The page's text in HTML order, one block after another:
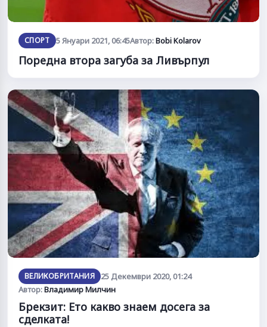
СПОРТ 5 Януари 2021, 06:45Автор:Bobi Kolarov
Поредна втора загуба за Ливърпул
ВЕЛИКОБРИТАНИЯ
25 Декември 2020, 01:24
Автор:Владимир Милчин
Брекзит: Ето какво знаем досега за
сделката!